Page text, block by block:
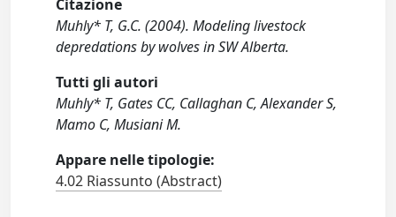
Citazione
Muhly* T, G.C. (2004). Modeling livestock
depredations by wolves in SW Alberta.
Tutti gli autori
Muhly* T, Gates CC, Callaghan C, Alexander S,
Mamo C, Musiani M.
Appare nelle tipologie:
4.02 Riassunto (Abstract)